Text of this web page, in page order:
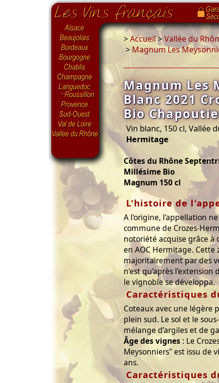
>Accueil>Vallée du
> Magnum Les
Magnum Les
Blanc 2021
Bio
Vin blanc, 150 cl, Vallée
Hermitage
Côtes du Rhône
Millésime Bio
Magnum 150 cl
L'histoire de
A l'origine, l'appellation
commune de Crozes-
notoriété acquise grâce à
en AOC Hermitage.
majoritairement par des
n'est qu'après l'extension
le vignoble se développa.
Caractéristiques
Coteaux avec une légère
plein sud. Le sol et le
mélange d’argiles et de
Âge des vignes : Le
Meysonniers" est issu de
ans.
Caractéristiques